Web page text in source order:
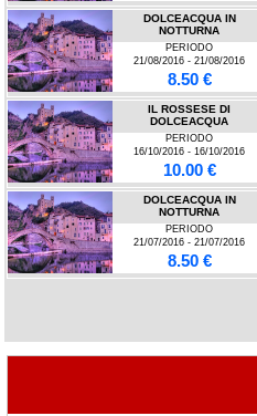
DOLCEACQUA IN
NOTTURNA
PERIODO
21/08/2016 - 21/08/2016
8.50 €
IL ROSSESE DI
DOLCEACQUA
PERIODO
16/10/2016 - 16/10/2016
10.00 €
DOLCEACQUA IN
NOTTURNA
PERIODO
21/07/2016 - 21/07/2016
8.50 €
10.00 €